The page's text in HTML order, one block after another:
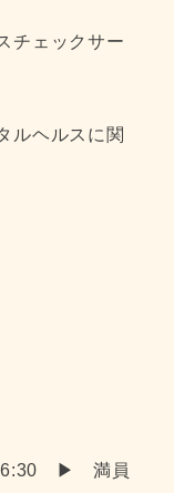
チェックサー
ルヘルスに関
16:30 ▶ 満員